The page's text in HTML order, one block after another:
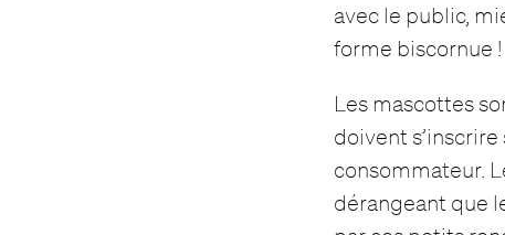
avec le public,
forme biscornue !
Les mascottes
doivent
consommateur.
dérangeant que